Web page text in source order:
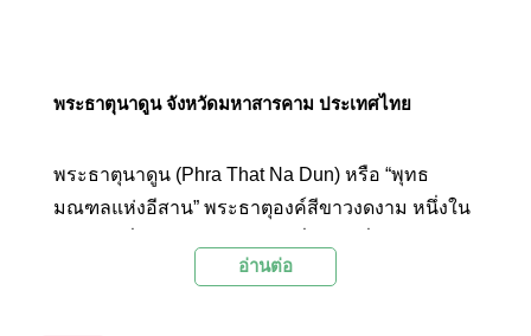
พระธาตุนาดูน จังหวัดมหาสารคาม ประเทศไทย
พระธาตุนาดูน (Phra That Na Dun) หรือ “พุทธ
มณฑลแห่งอีสาน” พระธาตุองค์สีขาวงดงาม หนึ่งใน
ภาคอีสานซึ่งจำลองแบบมาจากศิลปะสมัยทวารวดีที่
อ่านต่อ